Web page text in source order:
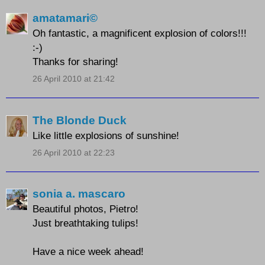
amatamari©
Oh fantastic, a magnificent explosion of colors!!!
:-)
Thanks for sharing!
26 April 2010 at 21:42
The Blonde Duck
Like little explosions of sunshine!
26 April 2010 at 22:23
sonia a. mascaro
Beautiful photos, Pietro!
Just breathtaking tulips!
Have a nice week ahead!